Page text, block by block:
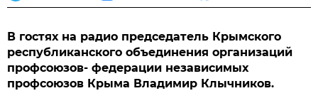
В гостях на радио председатель Крымского
республиканского объединения организаций
профсоюзов- федерации независимых
профсоюзов Крыма Владимир Клычников.